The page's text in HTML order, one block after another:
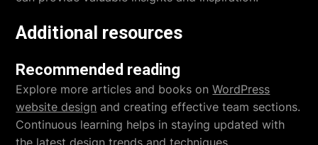
Additional resources
Recommended reading
Explore more articles and books onWordPress
website design and creating effective team sections.
Continuous learning helps in staying updated with